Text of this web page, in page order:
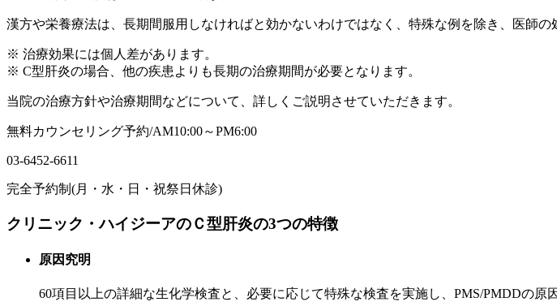
漢方や栄養療法は、長期間服用しなければと効かないわけではなく、特殊な例を除き、医師
※ 治療効果には個人差があります。
※ C型肝炎の場合、他の疾患よりも長期の治療期間が必要となります。
当院の治療方針や治療期間などについて、詳しくご説明させていただきます。
無料カウンセリング予約/AM10:00～PM6:00
03-6452-6611
完全予約制(月・水・日・祝祭日休診)
クリニック・ハイジーアのＣ型肝炎の3つの特徴
原因究明
60項目以上の詳細な生化学検査と、必要に応じて特殊な検査を実施し、PMS/PMDDの原